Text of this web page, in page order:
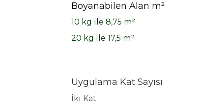
Boyanabilen Alan m²
10 kg ile 8,75 m²
20 kg ile 17,5 m²
Uygulama Kat Sayısı
İki Kat